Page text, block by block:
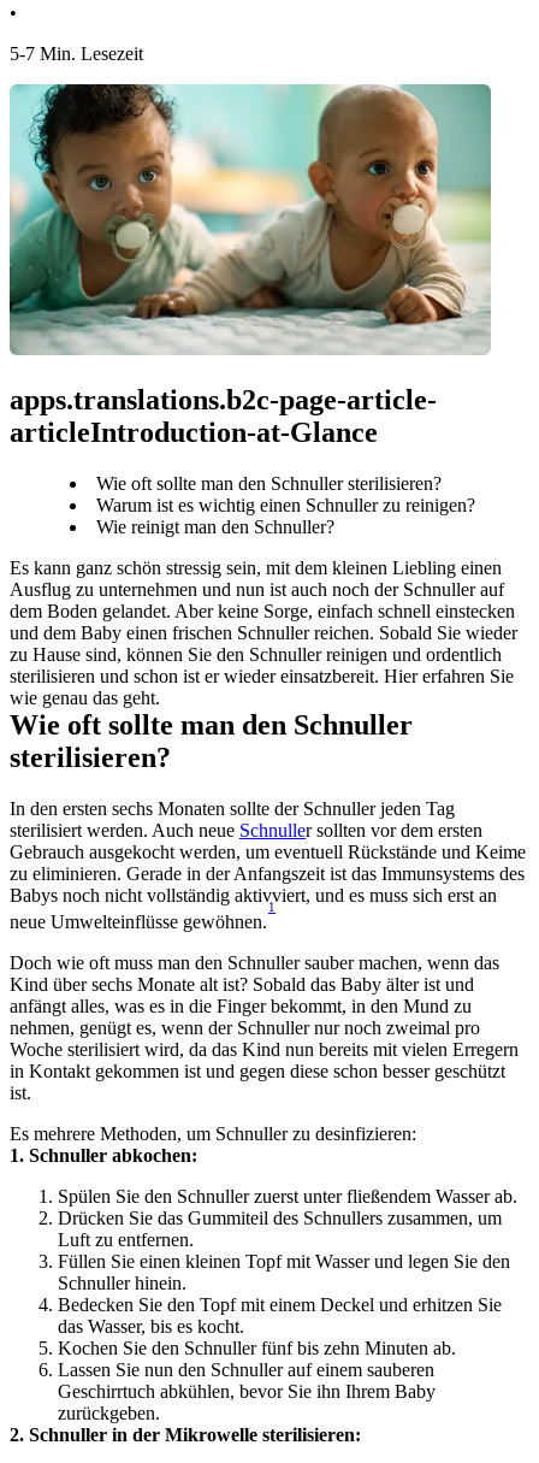
•
5-7 Min. Lesezeit
apps.translations.b2c-page-article-
articleIntroduction-at-Glance
Wie oft sollte man den Schnuller sterilisieren?
Warum ist es wichtig einen Schnuller zu reinigen?
Wie reinigt man den Schnuller?
Es kann ganz schön stressig sein, mit dem kleinen Liebling einen
Ausflug zu unternehmen und nun ist auch noch der Schnuller auf
dem Boden gelandet. Aber keine Sorge, einfach schnell einstecken
und dem Baby einen frischen Schnuller reichen. Sobald Sie wieder
zu Hause sind, können Sie den Schnuller reinigen und ordentlich
sterilisieren und schon ist er wieder einsatzbereit. Hier erfahren Sie
wie genau das geht.
Wie oft sollte man den Schnuller
sterilisieren?
In den ersten sechs Monaten sollte der Schnuller jeden Tag
sterilisiert werden. Auch neue Schnuller sollten vor dem ersten
Gebrauch ausgekocht werden, um eventuell Rückstände und Keime
zu eliminieren. Gerade in der Anfangszeit ist das Immunsystems des
Babys noch nicht vollständig aktivviert, und es muss sich erst an
neue Umwelteinflüsse gewöhnen.
1
Doch wie oft muss man den Schnuller sauber machen, wenn das
Kind über sechs Monate alt ist? Sobald das Baby älter ist und
anfängt alles, was es in die Finger bekommt, in den Mund zu
nehmen, genügt es, wenn der Schnuller nur noch zweimal pro
Woche sterilisiert wird, da das Kind nun bereits mit vielen Erregern
in Kontakt gekommen ist und gegen diese schon besser geschützt
ist.
Es mehrere Methoden, um Schnuller zu desinfizieren:
1. Schnuller abkochen:
Spülen Sie den Schnuller zuerst unter fließendem Wasser ab.
Drücken Sie das Gummiteil des Schnullers zusammen, um
Luft zu entfernen.
Füllen Sie einen kleinen Topf mit Wasser und legen Sie den
Schnuller hinein.
Bedecken Sie den Topf mit einem Deckel und erhitzen Sie
das Wasser, bis es kocht.
Kochen Sie den Schnuller fünf bis zehn Minuten ab.
Lassen Sie nun den Schnuller auf einem sauberen
Geschirrtuch abkühlen, bevor Sie ihn Ihrem Baby
zurückgeben.
2. Schnuller in der Mikrowelle sterilisieren: